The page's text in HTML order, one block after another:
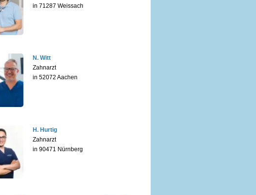
in 71287 Weissach
N. Witt
Zahnarzt
in 52072 Aachen
H. Hurtig
Zahnarzt
in 90471 Nürnberg